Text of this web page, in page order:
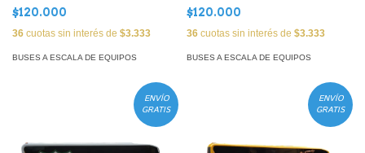
(Selección Brasil)
$120.000
36 cuotas sin interés de $3.333
BUSES A ESCALA DE EQUIPOS
(Deportes Tolima)
$120.000
36 cuotas sin interés de $3.333
BUSES A ESCALA DE EQUIPOS
ENVÍO
GRATIS
ENVÍO
GRATIS